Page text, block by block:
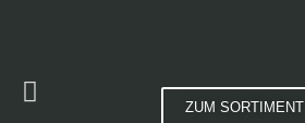
ZUM SORTIMENT